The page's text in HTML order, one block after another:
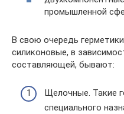
промышленной
В свою очередь
силиконовые, в
составляющей, бывают:
Щелочные. Такие
специального